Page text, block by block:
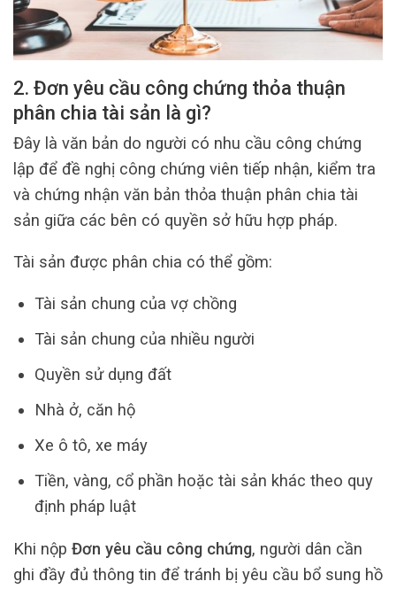
2. Đơn yêu cầu công chứng thỏa thuận
phân chia tài sản là gì?
Đây là văn bản do người có nhu cầu công chứng
lập để đề nghị công chứng viên tiếp nhận, kiểm tra
và chứng nhận văn bản thỏa thuận phân chia tài
sản giữa các bên có quyền sở hữu hợp pháp.
Tài sản được phân chia có thể gồm:
Tài sản chung của vợ chồng
Tài sản chung của nhiều người
Quyền sử dụng đất
Nhà ở, căn hộ
Xe ô tô, xe máy
Tiền, vàng, cổ phần hoặc tài sản khác theo quy
định pháp luật
Khi nộp Đơn yêu cầu công chứng, người dân cần
ghi đầy đủ thông tin để tránh bị yêu cầu bổ sung hồ